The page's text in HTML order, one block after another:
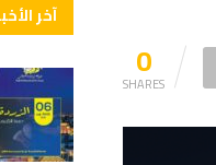
0
SHARES
آخر